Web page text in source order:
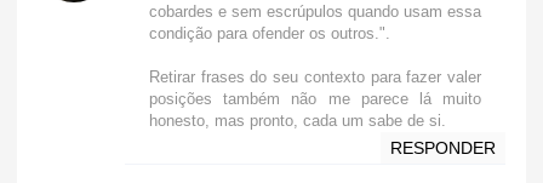
cobardes e sem escrúpulos quando usam essa
condição para ofender os outros.".
Retirar frases do seu contexto para fazer valer
posições também não me parece lá muito
honesto, mas pronto, cada um sabe de si.
RESPONDER